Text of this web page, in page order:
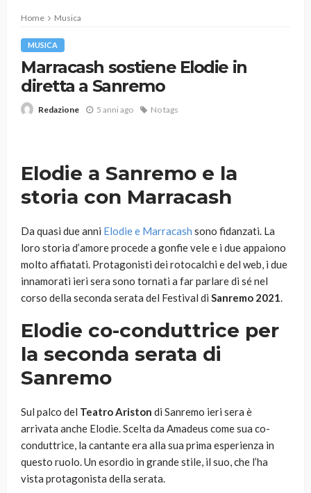
Home Musica
MUSICA
Marracash sostiene Elodie in
diretta a Sanremo
Redazione 5 anni ago No tags
Elodie a Sanremo e la
storia con Marracash
Da quasi due anni Elodie e Marracash sono fidanzati. La
loro storia d’amore procede a gonfie vele e i due appaiono
molto affiatati. Protagonisti dei rotocalchi e del web, i due
innamorati ieri sera sono tornati a far parlare di sé nel
corso della seconda serata del Festival di Sanremo 2021.
Elodie co-conduttrice per
la seconda serata di
Sanremo
Sul palco del Teatro Ariston di Sanremo ieri sera è
arrivata anche Elodie. Scelta da Amadeus come sua co-
conduttrice, la cantante era alla sua prima esperienza in
questo ruolo. Un esordio in grande stile, il suo, che l’ha
vista protagonista della serata.